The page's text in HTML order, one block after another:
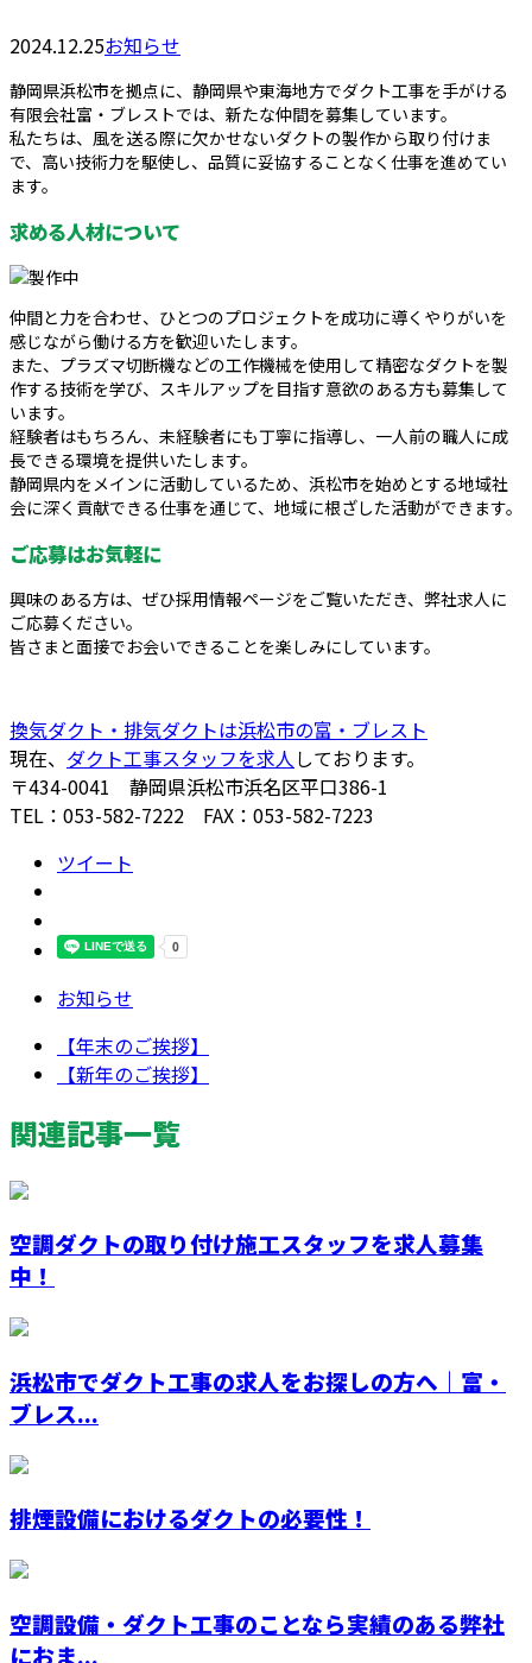
2024.12.25お知らせ
静岡県浜松市を拠点に、静岡県や東海地方でダクト工事を手がける
有限会社富・ブレストでは、新たな仲間を募集しています。
私たちは、風を送る際に欠かせないダクトの製作から取り付けま
で、高い技術力を駆使し、品質に妥協することなく仕事を進めてい
ます。
求める人材について
仲間と力を合わせ、ひとつのプロジェクトを成功に導くやりがいを
感じながら働ける方を歓迎いたします。
また、プラズマ切断機などの工作機械を使用して精密なダクトを製
作する技術を学び、スキルアップを目指す意欲のある方も募集して
います。
経験者はもちろん、未経験者にも丁寧に指導し、一人前の職人に成
長できる環境を提供いたします。
静岡県内をメインに活動しているため、浜松市を始めとする地域社
会に深く貢献できる仕事を通じて、地域に根ざした活動ができます。
ご応募はお気軽に
興味のある方は、ぜひ採用情報ページをご覧いただき、弊社求人に
ご応募ください。
皆さまと面接でお会いできることを楽しみにしています。
換気ダクト・排気ダクトは浜松市の富・ブレスト
現在、 ダクト工事スタッフを求人しております。
〒434-0041 静岡県浜松市浜名区平口386-1
TEL：053-582-7222 FAX：053-582-7223
ツイート
お知らせ
【年末のご挨拶】
【新年のご挨拶】
関連記事一覧
空調ダクトの取り付け施工スタッフを求人募集
中！
浜松市でダクト工事の求人をお探しの方へ｜富・
ブレス...
排煙設備におけるダクトの必要性！
空調設備・ダクト工事のことなら実績のある弊社
におま...